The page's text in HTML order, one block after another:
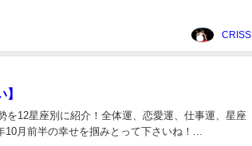
CRISS
を12星座別に紹介！全体運、恋愛運、仕事運、星座
月前半の幸せを掴みとって下さいね！...